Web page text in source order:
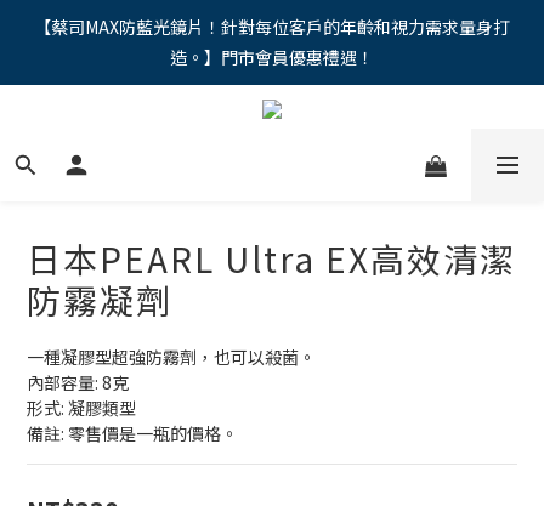
"馬年新章續寫，視界品味進階，限時禮遇 9 折無上限，12期分期
免手續費。。
【蔡司MAX防藍光鏡片！針對每位客戶的年齡和視力需求量身打
造。】門市會員優惠禮遇！
"馬年新章續寫，視界品味進階，限時禮遇 9 折無上限，12期分期
日本PEARL Ultra EX高效清潔
防霧凝劑
一種凝膠型超強防霧劑，也可以殺菌。
內部容量: 8克
形式: 凝膠類型
備註: 零售價是一瓶的價格。